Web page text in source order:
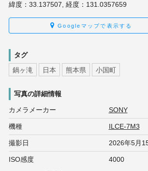
緯度：33.137507, 経度：131.0357659
Googleマップで表示する
タグ
鍋ヶ滝
日本 熊本県 小国町
写真の詳細情報
カメラメーカー SONY
機種 ILCE-7M3
撮影日 2026年5月
ISO感度 4000